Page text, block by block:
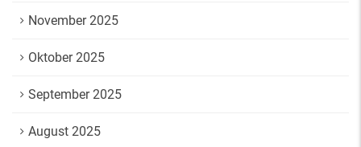
November 2025
Oktober 2025
September 2025
August 2025